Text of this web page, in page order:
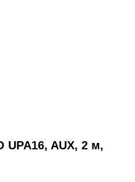
UPA16, AUX, 2 м,